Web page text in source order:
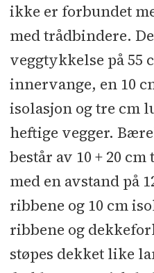
ikke er forbundet
med trådbindere.
veggtykkelse på 55
innervange, en 10
isolasjon og tre cm
heftige vegger.
består av 10 + 20
med en avstand på
ribbene og 10 cm
ribbene og
støpes dekket like